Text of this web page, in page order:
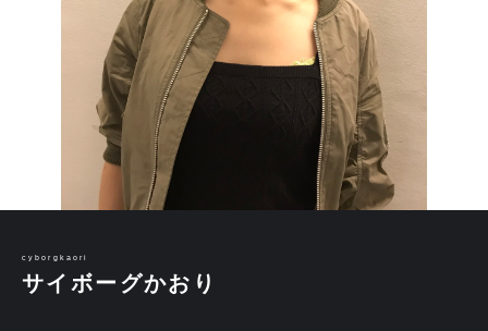
cyborgkaori
サイボーグかおり